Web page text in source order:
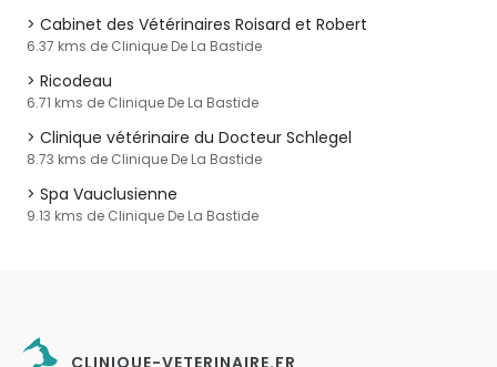
Cabinet des Vétérinaires Roisard et Robert
6.37 kms de Clinique De La Bastide
Ricodeau
6.71 kms de Clinique De La Bastide
Clinique vétérinaire du Docteur Schlegel
8.73 kms de Clinique De La Bastide
Spa Vauclusienne
9.13 kms de Clinique De La Bastide
CLINIQUE-VETERINAIRE.FR